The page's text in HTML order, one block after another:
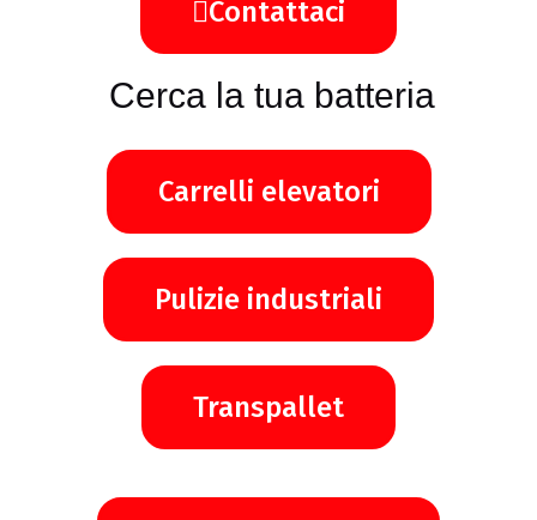
Contattaci
Cerca la tua batteria
Carrelli elevatori
Pulizie industriali
Transpallet